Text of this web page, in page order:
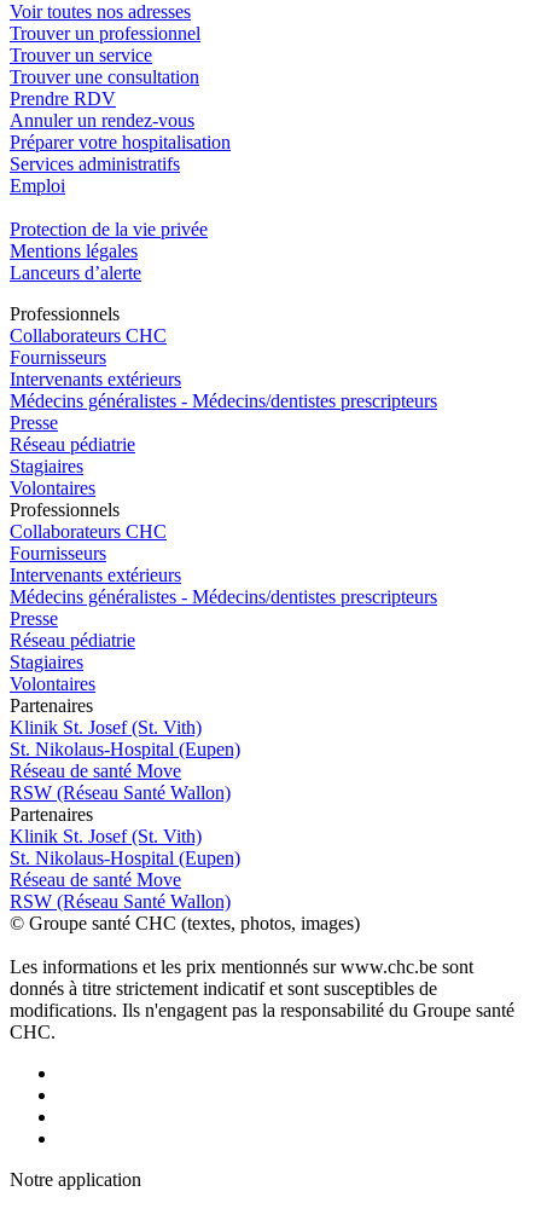
Voir toutes nos adresses
Trouver un professionnel
Trouver un service
Trouver une consultation
Prendre RDV
Annuler un rendez-vous
Préparer votre hospitalisation
Services administratifs
Emploi​
Protection de la vie privée
Mentions légales
Lanceurs d’alerte
Professionnels
Collaborateurs CHC
Fournisseurs
Intervenants extérieurs
Médecins généralistes - Médecins/dentistes prescripteurs
Presse
Réseau pédiatrie
Stagiaires
Volontaires
Professionnels
Collaborateurs CHC
Fournisseurs
Intervenants extérieurs
Médecins généralistes - Médecins/dentistes prescripteurs
Presse
Réseau pédiatrie
Stagiaires
Volontaires
Partenaires
Klinik St. Josef (St. Vith)
St. Nikolaus-Hospital (Eupen)
Réseau de santé Move
RSW (Réseau Santé Wallon)
Partenaires
Klinik St. Josef (St. Vith)
St. Nikolaus-Hospital (Eupen)
Réseau de santé Move
RSW (Réseau Santé Wallon)
© Groupe santé CHC (textes, photos, images)
Les informations et les prix mentionnés sur www.chc.be sont
donnés à titre strictement indicatif et sont susceptibles de
modifications. Ils n'engagent pas la responsabilité du Groupe santé
CHC.
Notre application